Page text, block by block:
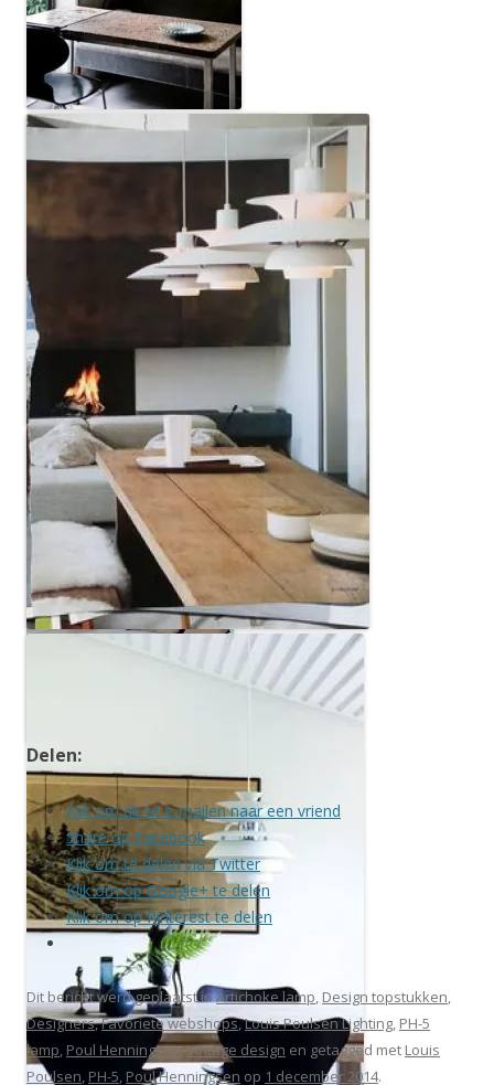
Lichtblauwe PH5 lamp
Staande PH lamp
Lamp ‘Artichoke’
Delen:
Klik om dit te e-mailen naar een vriend
Share op Facebook
Klik om te delen via Twitter
Klik om op Google+ te delen
Klik om op Pinterest te delen
Dit bericht werd geplaatst inArtichoke lamp, Design topstukken,
Designers,Favoriete webshops,Louis Poulsen Lighting, PH-5
lamp, Poul Henningsen,vintage design en getagged met Louis
Poulsen, PH-5, Poul Henningsen op 1 december 2014.